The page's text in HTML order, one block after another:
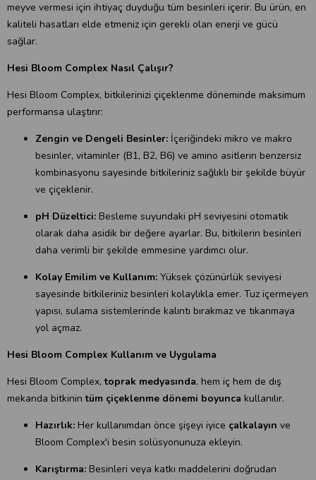
meyve vermesi için ihtiyaç duyduğu tüm besinleri içerir. Bu ürün, en
kaliteli hasatları elde etmeniz için gerekli olan enerji ve gücü
sağlar.
Hesi Bloom Complex Nasıl Çalışır?
Hesi Bloom Complex, bitkilerinizi çiçeklenme döneminde maksimum
performansa ulaştırır:
Zengin ve Dengeli Besinler: İçeriğindeki mikro ve makro
besinler, vitaminler (B1, B2, B6) ve amino asitlerin benzersiz
kombinasyonu sayesinde bitkileriniz sağlıklı bir şekilde büyür
ve çiçeklenir.
pH Düzeltici: Besleme suyundaki pH seviyesini otomatik
olarak daha asidik bir değere ayarlar. Bu, bitkilerin besinleri
daha verimli bir şekilde emmesine yardımcı olur.
Kolay Emilim ve Kullanım: Yüksek çözünürlük seviyesi
sayesinde bitkileriniz besinleri kolaylıkla emer. Tuz içermeyen
yapısı, sulama sistemlerinde kalıntı bırakmaz ve tıkanmaya
yol açmaz.
Hesi Bloom Complex Kullanım ve Uygulama
Hesi Bloom Complex,toprak medyasında, hem iç hem de dış
mekanda bitkinintüm çiçeklenme dönemi boyunca kullanılır.
Hazırlık: Her kullanımdan önce şişeyi iyice çalkalayın ve
Bloom Complex'i besin solüsyonunuza ekleyin.
Karıştırma: Besinleri veya katkı maddelerini doğrudan